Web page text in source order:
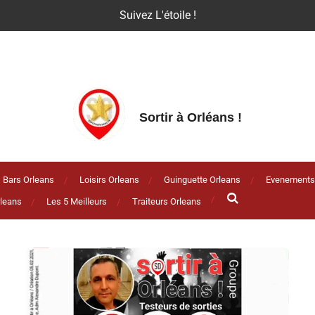
Suivez L'étoile !
Sortir à Orléans !
Bars Orleans Loisirs Orleans Guinguette Orleans
Les 5 Meilleurs Traiteurs Orleans